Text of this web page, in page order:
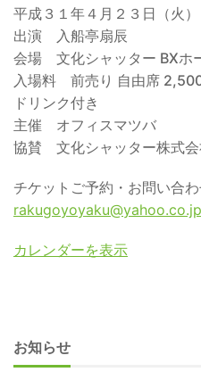
平成３１年４月２３日（火
出演 入船亭扇辰
会場 文化シャッター BXホ
入場料 前売り 自由席
ドリンク付き
主催 オフィスマツバ
協賛 文化シャッター株式会
チケットご予約・お問い合
rakugoyoyaku@yahoo.co.jp
カレンダーを表示
お知らせ